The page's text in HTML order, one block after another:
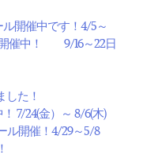
ル開催中です！4/5～
催中！ 9/16～22日
した！
7/24(金）～ 8/6(木)
ル開催！4/29～5/8